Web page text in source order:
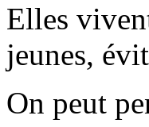
Elles
jeunes,
On peut